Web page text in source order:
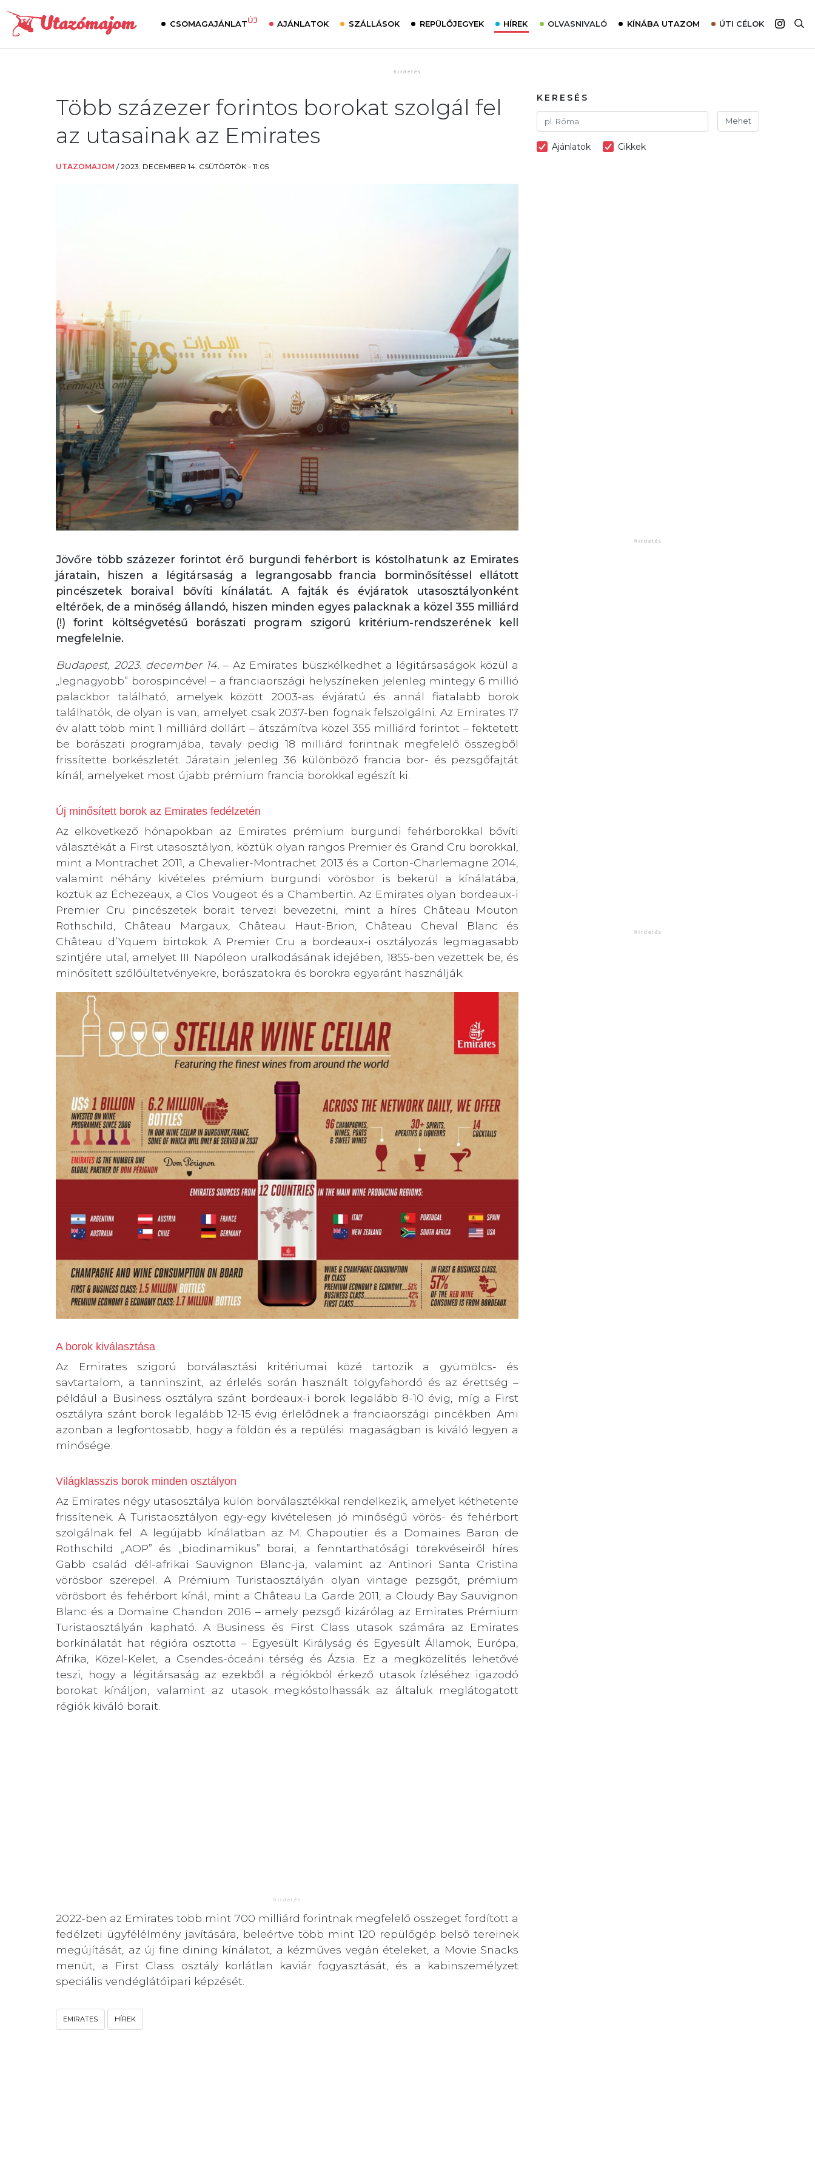
CSOMAGAJÁNLATÚJ AJÁNLATOK SZÁLLÁSOK REPÜLŐJEGYEK HÍREK OLVASNIVALÓ
Interjú
Élménybeszámolók
KÍNÁBA UTAZOM ÚTI CÉLOK
Ausztrália
Több százezer forintos borokat szolgál fel
az utasainak az Emirates
UTAZOMAJOM /2023. DECEMBER 14. CSÜTÖRTÖK - 11:05
Jövőre több százezer forintot érő burgundi fehérbort is kóstolhatunk az Emirates
járatain, hiszen a légitársaság a legrangosabb francia borminősítéssel ellátott
pincészetek boraival bővíti kínálatát. A fajták és évjáratok utasosztályonként
eltérőek, de a minőség állandó, hiszen minden egyes palacknak a közel 355 milliárd
(!) forint költségvetésű borászati program szigorú kritérium-rendszerének kell
megfelelnie.
Budapest, 2023. december 14. – Az Emirates büszkélkedhet a légitársaságok közül a
„legnagyobb” borospincével – a franciaországi helyszíneken jelenleg mintegy 6 millió
palackbor található, amelyek között 2003-as évjáratú és annál fiatalabb borok
találhatók, de olyan is van, amelyet csak 2037-ben fognak felszolgálni. Az Emirates 17
év alatt több mint 1 milliárd dollárt – átszámítva közel 355 milliárd forintot – fektetett
be borászati programjába, tavaly pedig 18 milliárd forintnak megfelelő összegből
frissítette borkészletét. Járatain jelenleg 36 különböző francia bor- és pezsgőfajtát
kínál, amelyeket most újabb prémium francia borokkal egészít ki.
Új minősített borok az Emirates fedélzetén
Az elkövetkező hónapokban az Emirates prémium burgundi fehérborokkal bővíti
választékát a First utasosztályon, köztük olyan rangos Premier és Grand Cru borokkal,
mint a Montrachet 2011, a Chevalier-Montrachet 2013 és a Corton-Charlemagne 2014,
valamint néhány kivételes prémium burgundi vörösbor is bekerül a kínálatába,
köztük az Échezeaux, a Clos Vougeot és a Chambertin. Az Emirates olyan bordeaux-i
Premier Cru pincészetek borait tervezi bevezetni, mint a híres Château Mouton
Rothschild, Château Margaux, Château Haut-Brion, Château Cheval Blanc és
Château d’Yquem birtokok. A Premier Cru a bordeaux-i osztályozás legmagasabb
szintjére utal, amelyet III. Napóleon uralkodásának idejében, 1855-ben vezettek be, és
minősített szőlőültetvényekre, borászatokra és borokra egyaránt használják.
A borok kiválasztása
Az Emirates szigorú borválasztási kritériumai közé tartozik a gyümölcs- és
savtartalom, a tanninszint, az érlelés során használt tölgyfahordó és az érettség –
például a Business osztályra szánt bordeaux-i borok legalább 8-10 évig, míg a First
osztályra szánt borok legalább 12-15 évig érlelődnek a franciaországi pincékben. Ami
azonban a legfontosabb, hogy a földön és a repülési magaságban is kiváló legyen a
minősége.
Világklasszis borok minden osztályon
Az Emirates négy utasosztálya külön borválasztékkal rendelkezik, amelyet kéthetente
frissítenek. A Turistaosztályon egy-egy kivételesen jó minőségű vörös- és fehérbort
szolgálnak fel. A legújabb kínálatban az M. Chapoutier és a Domaines Baron de
Rothschild „AOP” és „biodinamikus” borai, a fenntarthatósági törekvéseiről híres
Gabb család dél-afrikai Sauvignon Blanc-ja, valamint az Antinori Santa Cristina
vörösbor szerepel. A Prémium Turistaosztályán olyan vintage pezsgőt, prémium
vörösbort és fehérbort kínál, mint a Château La Garde 2011, a Cloudy Bay Sauvignon
Blanc és a Domaine Chandon 2016 – amely pezsgő kizárólag az Emirates Prémium
Turistaosztályán kapható. A Business és First Class utasok számára az Emirates
borkínálatát hat régióra osztotta – Egyesült Királyság és Egyesült Államok, Európa,
Afrika, Közel-Kelet, a Csendes-óceáni térség és Ázsia. Ez a megközelítés lehetővé
teszi, hogy a légitársaság az ezekből a régiókból érkező utasok ízléséhez igazodó
borokat kínáljon, valamint az utasok megkóstolhassák az általuk meglátogatott
régiók kiváló borait.
2022-ben az Emirates több mint 700 milliárd forintnak megfelelő összeget fordított a
fedélzeti ügyfélélmény javítására, beleértve több mint 120 repülőgép belső tereinek
megújítását, az új fine dining kínálatot, a kézműves vegán ételeket, a Movie Snacks
menüt, a First Class osztály korlátlan kaviár fogyasztását, és a kabinszemélyzet
speciális vendéglátóipari képzését.
EMIRATES HÍREK
KERESÉS
Mehet
Ajánlatok Cikkek